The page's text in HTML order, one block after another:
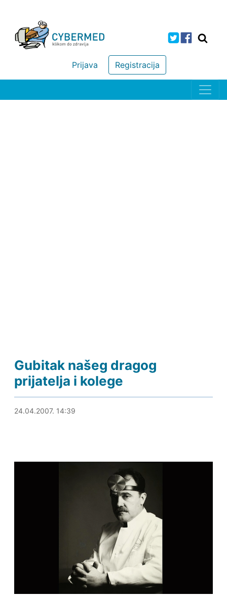
Registracija
Prijava
Gubitak našeg dragog
prijatelja i kolege
29.08.2018. 17:49
24.04.2007. 14:39